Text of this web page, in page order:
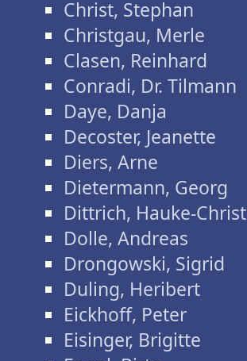
Christ, Stephan
Christgau, Merle
Clasen, Reinhard
Conradi, Dr. Tilmann
Daye, Danja
Decoster, Jeanette
Diers, Arne
Dietermann, Georg
Dittrich, Hauke-
Dolle, Andreas
Drongowski, Sigrid
Duling, Heribert
Eickhoff, Peter
Eisinger, Brigitte